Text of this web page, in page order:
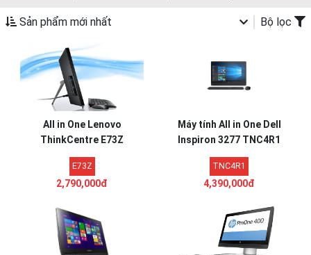
Sản phẩm mới nhất Bộ lọc
All in One Lenovo
ThinkCentre E73Z
E73Z
2,790,000đ
Máy tính All in One Dell
Inspiron 3277 TNC4R1
TNC4R1
4,390,000đ